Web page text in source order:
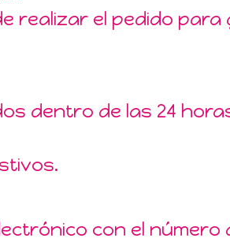
realizar el pedido
dentro de las 24
con el número